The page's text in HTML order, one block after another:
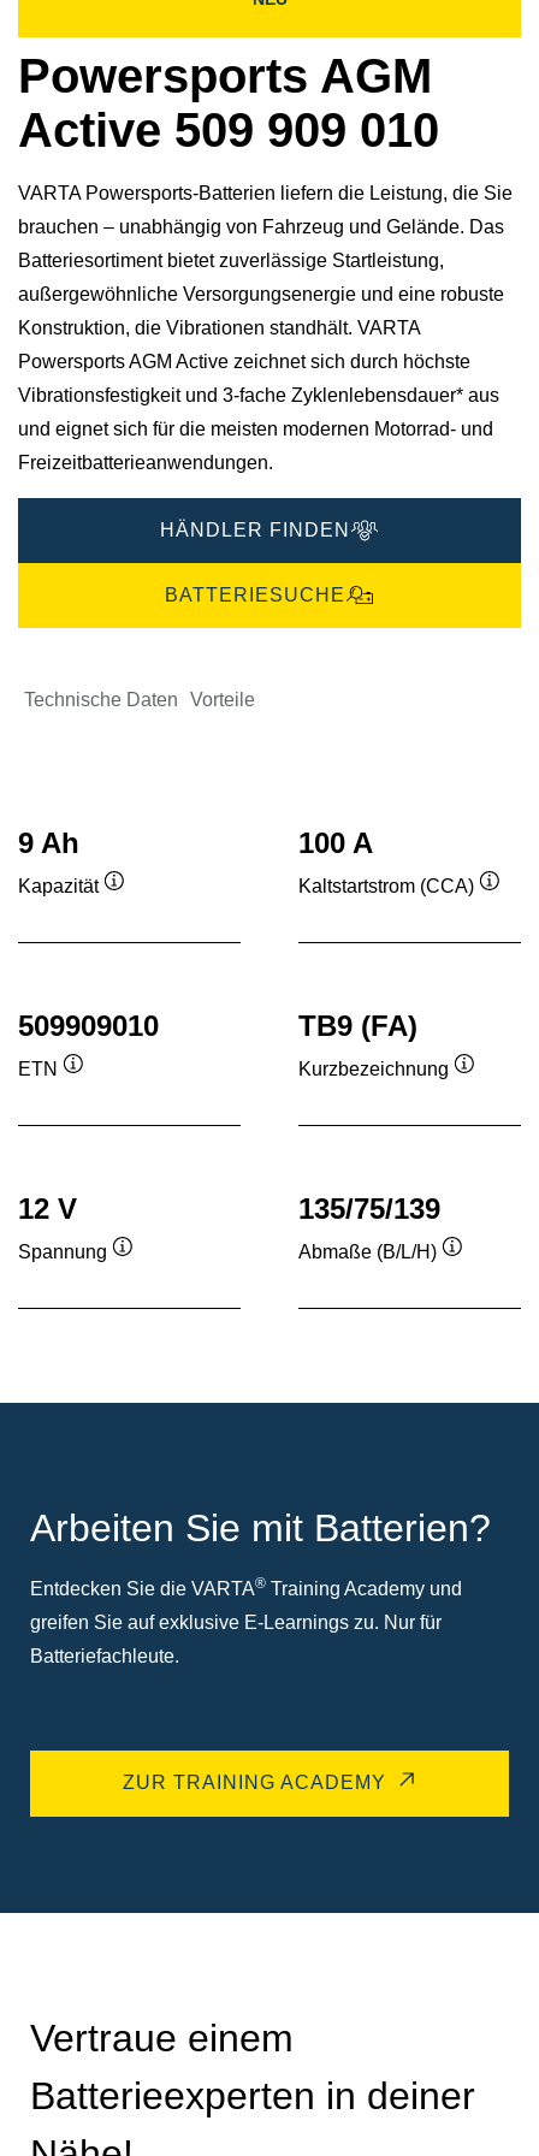
Powersports AGM
Active 509 909 010
VARTA Powersports-Batterien liefern die Leistung, die Sie
brauchen – unabhängig von Fahrzeug und Gelände. Das
Batteriesortiment bietet zuverlässige Startleistung,
außergewöhnliche Versorgungsenergie und eine robuste
Konstruktion, die Vibrationen standhält. VARTA
Powersports AGM Active zeichnet sich durch höchste
Vibrationsfestigkeit und 3-fache Zyklenlebensdauer* aus
und eignet sich für die meisten modernen Motorrad- und
Freizeitbatterieanwendungen.
HÄNDLER FINDEN
BATTERIESUCHE
Technische Daten Vorteile
9 Ah
Kapazität
100 A
Kaltstartstrom (CCA)
509909010
ETN
TB9 (FA)
Kurzbezeichnung
12 V
Spannung
135/75/139
Abmaße (B/L/H)
Arbeiten Sie mit Batterien?
Entdecken Sie die VARTA® Training Academy und
greifen Sie auf exklusive E-Learnings zu. Nur für
Batteriefachleute.
ZUR TRAINING ACADEMY
Vertraue einem
Batterieexperten in deiner